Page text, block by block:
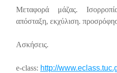
Μεταφορά μάζας.
απόσταξη, εκχύλιση.
Ασκήσεις.
e-class: http://